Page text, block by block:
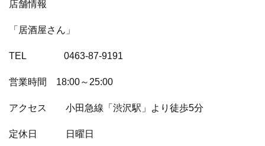
店舗情報
「居酒屋さん」
TEL 0463-87-9191
営業時間 18:00～25:00
アクセス 小田急線「渋沢駅」より徒歩5分
定休日 日曜日